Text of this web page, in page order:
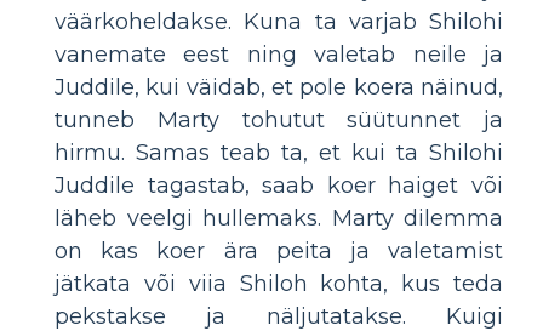
väärkoheldakse. Kuna ta varjab Shilohi
vanemate eest ning valetab neile ja
Juddile, kui väidab, et pole koera näinud,
tunneb Marty tohutut süütunnet ja
hirmu. Samas teab ta, et kui ta Shilohi
Juddile tagastab, saab koer haiget või
läheb veelgi hullemaks. Marty dilemma
on kas koer ära peita ja valetamist
jätkata või viia Shiloh kohta, kus teda
pekstakse ja näljutatakse. Kuigi